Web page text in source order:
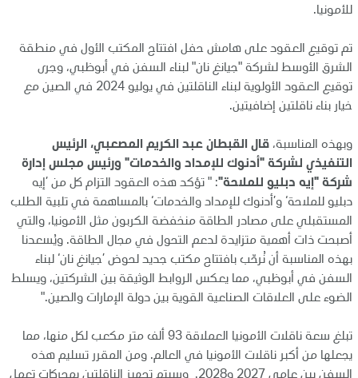
للأمونيا.
تم توقيع العقود على هامش حفل افتتاح المكتب الأول في منطقة
الشرق الأوسط لشركة "جيانغ نان" لبناء السفن في أبوظبي، وجرى
توقيع العقود الأولوية لبناء الناقلتين في يوليو 2024 في الصين مع
خيار بناء ناقلتين إضافيتين.
وبهذه المناسبة،قال القبطان عبد الكريم المصعبي، الرئيس
التنفيذي لشركة "أدنوك للإمداد والخدمات" ورئيس مجلس إدارة
شركة "إيه دبليو للملاحة": " تؤكد هذه العقود التزام كل من ’إيه
دبليو للملاحة‘ و’أدنوك للإمداد والخدمات‘ بالمساهمة في تلبية الطلب
المستقبلي على مصادر الطاقة منخفضة الكربون مثل الأمونيا، والتي
أصبحت ذات أهمية متزايدة لدعم التحول في مجال الطاقة. ويُسعدنا
بهذه المناسبة أن نُرحّب بافتتاح مكتب جديد لحوض ’جيانغ نان‘ لبناء
السفن في أبوظبي، مما يعكس الروابط الوثيقة بين الشركتين، ويسلط
الضوء على العلاقات الصناعية القوية بين دولة الإمارات والصين."
تبلغ سعة ناقلات الأمونيا العملاقة 93 ألف متر مكعب لكل منها، مما
يجعلها من أكبر ناقلات الأمونيا في العالم. ومن المقرر تسليم هذه
السفن بين عامي 2027 و2028. وسيتم تجهيز الناقلتين بمحركات تعمل